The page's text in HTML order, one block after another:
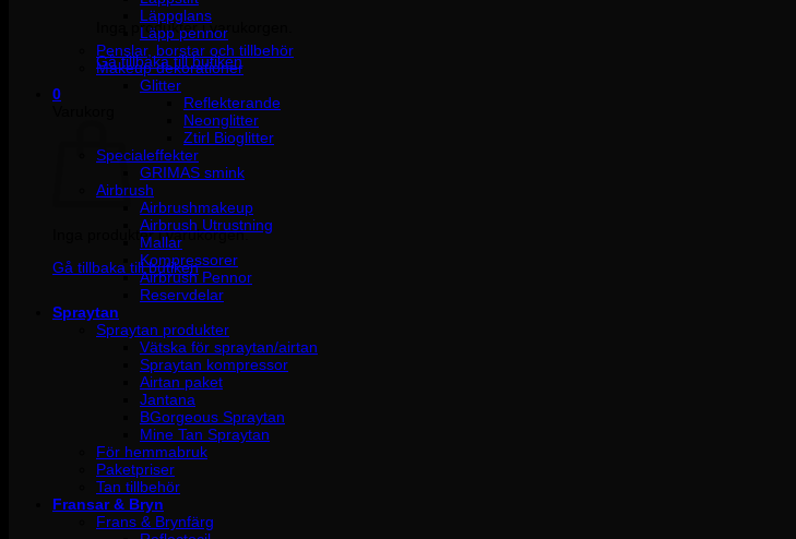
Inga produkter i varukorgen.
Gå tillbaka till butiken
0
Inga produkter i varukorgen.
Gå tillbaka till butiken
Läppglans
Läpp pennor
Penslar, borstar och tillbehör
Makeup dekorationer
Glitter
Reflekterande
Neonglitter
Ztirl Bioglitter
Specialeffekter
GRIMAS smink
Airbrush
Airbrushmakeup
Airbrush Utrustning
Mallar
Kompressorer
Airbrush Pennor
Reservdelar
Spraytan
Spraytan produkter
Vätska för spraytan/airtan
Spraytan kompressor
Airtan paket
Jantana
BGorgeous Spraytan
Mine Tan Spraytan
För hemmabruk
Paketpriser
Tan tillbehör
Fransar & Bryn
Frans & Brynfärg